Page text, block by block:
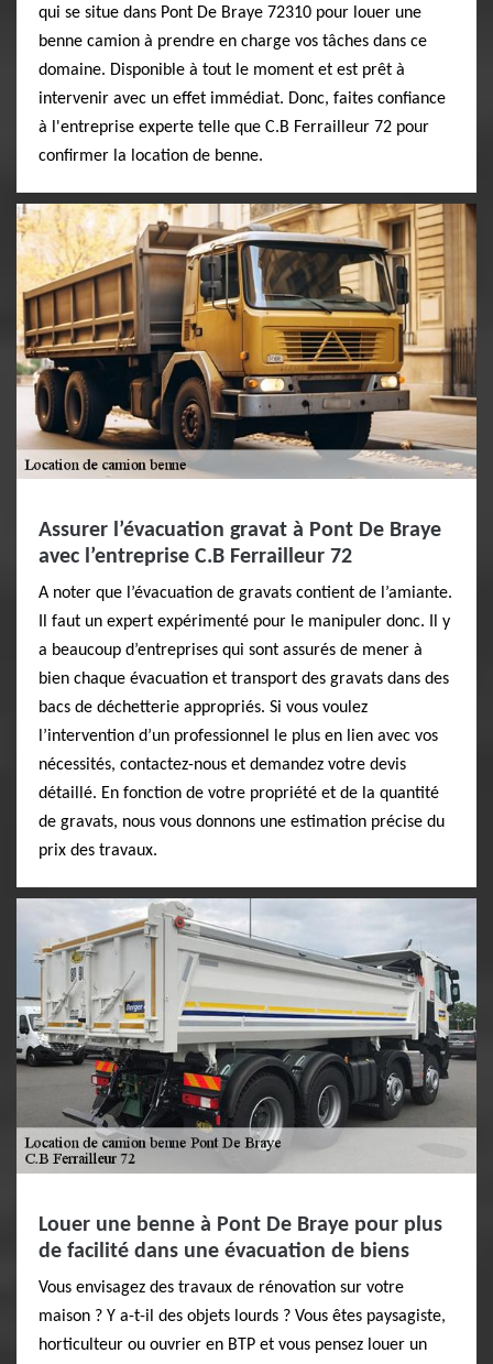
qui se situe dans Pont De Braye 72310 pour louer une
benne camion à prendre en charge vos tâches dans ce
domaine. Disponible à tout le moment et est prêt à
intervenir avec un effet immédiat. Donc, faites confiance
à l'entreprise experte telle que C.B Ferrailleur 72 pour
confirmer la location de benne.
Assurer l’évacuation gravat à Pont De Braye
avec l’entreprise C.B Ferrailleur 72
A noter que l’évacuation de gravats contient de l’amiante.
Il faut un expert expérimenté pour le manipuler donc. Il y
a beaucoup d’entreprises qui sont assurés de mener à
bien chaque évacuation et transport des gravats dans des
bacs de déchetterie appropriés. Si vous voulez
l’intervention d’un professionnel le plus en lien avec vos
nécessités, contactez-nous et demandez votre devis
détaillé. En fonction de votre propriété et de la quantité
de gravats, nous vous donnons une estimation précise du
prix des travaux.
Louer une benne à Pont De Braye pour plus
de facilité dans une évacuation de biens
Vous envisagez des travaux de rénovation sur votre
maison ? Y a-t-il des objets lourds ? Vous êtes paysagiste,
horticulteur ou ouvrier en BTP et vous pensez louer un